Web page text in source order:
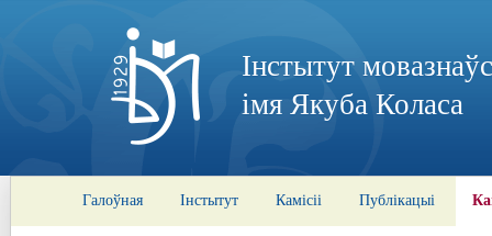
Інстытут
імя Якуба Коласа
Галоўная Інстытут Камісіі Публікацыі